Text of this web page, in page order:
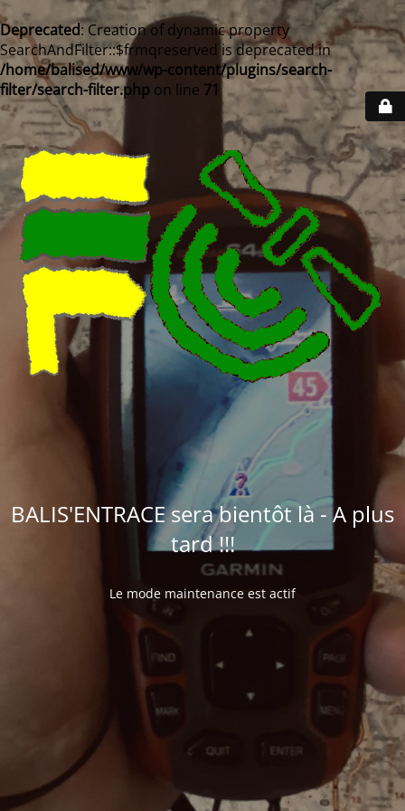
Deprecated: Creation of dynamic property
SearchAndFilter::$frmqreserved is deprecated in
/home/balised/www/wp-content/plugins/search-
filter/search-filter.php on line 71
BALIS'ENTRACE sera bientôt là - A plus
tard !!!
Le mode maintenance est actif